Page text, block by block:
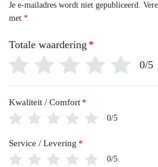
Je e-mailadres wordt niet gepubliceerd.
met *
Totale waardering *
0/5
Kwaliteit / Comfort *
0/5
Service / Levering *
0/5